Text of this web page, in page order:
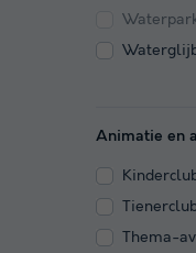
Animatie en
Thema-